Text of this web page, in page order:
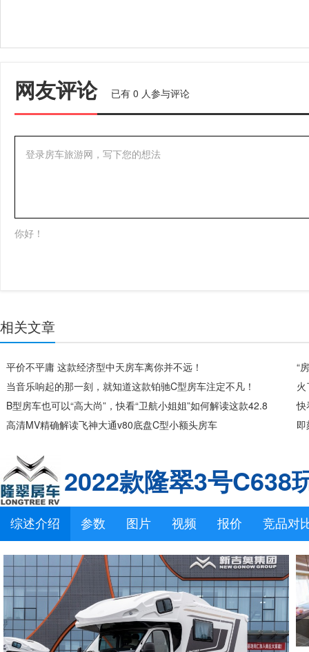
网友评论 已有 0 人参与评论
登录房车旅游网，写下您的想法
你好！
相关文章
平价不平庸 这款经济型中天房车离你并不远！
“
新
当音乐响起的那一刻，就知道这款铂驰C型房车注定不凡！
何
B型房车也可以“高大尚”，快看“卫航小姐姐”如何解读这款42.8
万依维柯自动挡B型房车
快
挡
高清MV精确解读飞神大通v80底盘C型小额头房车
2022款隆翠3号C638
综述介绍 参数 图片 视频 报价 竞品对